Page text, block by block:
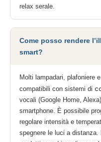
relax serale.
Come posso rendere
smart?
Molti lampadari, plafoniere
compatibili con sistemi di
vocali (Google Home,
smartphone. È possibile
regolare intensità e
spegnere le luci a